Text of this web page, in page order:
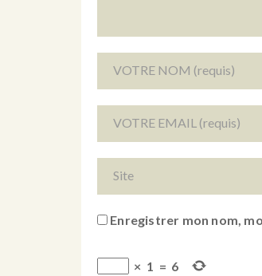
Enregistrer mon nom,
× 1 = 6